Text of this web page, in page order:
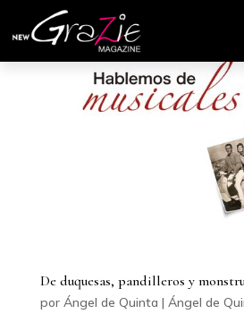
De duquesas, pandilleros y
por Ángel de Quinta | Ángel de